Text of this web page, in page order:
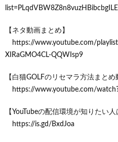
【ネタ動画まとめ】
https://www.youtube.com/
XIRaGMO4CL-QQWIsp9
【白猫GOLFのリセマラ方法まとめ
https://www.youtube.com/
【YouTubeの配信環境が知りたい人
https://is.gd/BxdJoa